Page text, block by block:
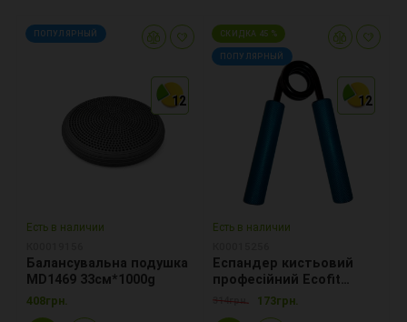
12
12
12
ПОПУЛЯРНЫЙ
Есть в наличии
Балансувальна подушка
MD1469 33см*1000g
408грн.
12
12
12
СКИДКА 45 %
ПОПУЛЯРНЫЙ
Есть в наличии
Еспандер кистьовий
професійний Ecofit
MD1140 нагрузка
90кг-200LB, металл
314грн. 173грн.